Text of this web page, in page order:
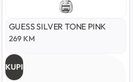
GUESS SILVER TONE PINK
269 KM
KUPI